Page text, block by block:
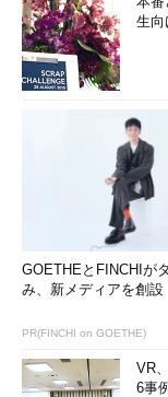
生向
GOETHEとFINCHIが
み、新メディアを創設
PR(FINCHI on GOETHE)
VR
6事